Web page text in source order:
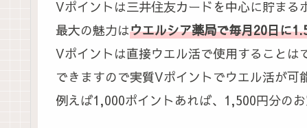
Vポイントは三井住友カードを中心に貯まる
最大の魅力はウエルシア薬局で毎月20日に
Vポイントは直接ウエル活で使用すること
できますので実質Vポイントでウエル活が可
例えば1,000ポイントあれば、1,500円分の